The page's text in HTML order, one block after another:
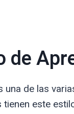
de
una de las
este